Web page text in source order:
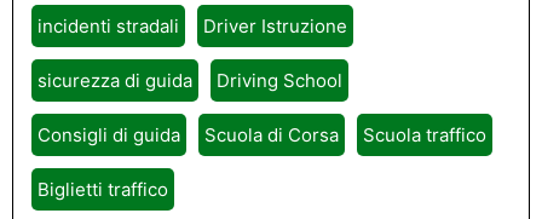
incidenti stradali Driver Istruzione
sicurezza di guida Driving School
Consigli di guida Scuola di Corsa Scuola traffico
Biglietti traffico